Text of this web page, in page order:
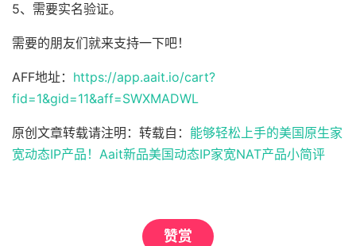
5、需要实名验证。
需要的朋友们就来支持一下吧！
AFF地址： https://app.aait.io/cart?
fid=1&gid=11&aff=SWXMADWL
原创文章转载请注明：转载自： 能够轻松上手的美国原生家
宽动态IP产品！Aait新品美国动态IP家宽NAT产品小简评
赞赏